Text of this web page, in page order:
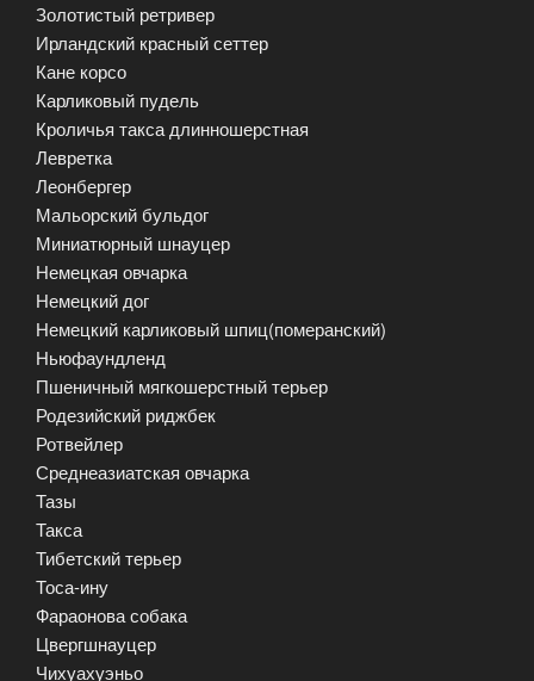
Золотистый ретривер
Ирландский красный сеттер
Кане корсо
Карликовый пудель
Кроличья такса длинношерстная
Левретка
Леонбергер
Мальорский бульдог
Миниатюрный шнауцер
Немецкая овчарка
Немецкий дог
Немецкий карликовый шпиц(померанский)
Ньюфаундленд
Пшеничный мягкошерстный терьер
Родезийский риджбек
Ротвейлер
Среднеазиатская овчарка
Тазы
Такса
Тибетский терьер
Тоса-ину
Фараонова собака
Цвергшнауцер
Чихуахуэньо